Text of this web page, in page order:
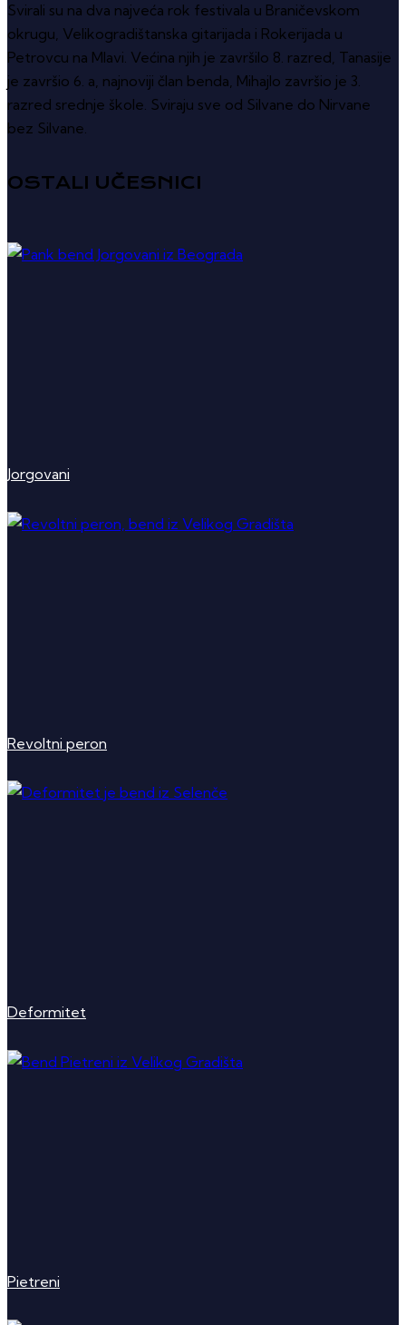
Svirali su na dva najveća rok festivala u Braničevskom
okrugu, Velikogradištanska gitarijada i Rokerijada u
Petrovcu na Mlavi. Većina njih je završilo 8. razred, Tanasije
je završio 6. a, najnoviji član benda, Mihajlo završio je 3.
razred srednje škole. Sviraju sve od Silvane do Nirvane
bez Silvane.
OSTALI UČESNICI
Jorgovani
Revoltni peron
Deformitet
Pietreni